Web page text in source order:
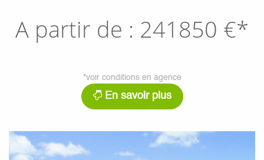
A partir de : 241850 €*
*voir conditions en agence
En savoir plus